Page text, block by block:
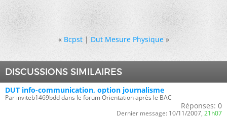
« Bcpst|Dut Mesure Physique »
DISCUSSIONS SIMILAIRES
DUT info-communication, option journalisme
Par inviteb1469bdd dans le forum Orientation après le BAC
Réponses: 0
Dernier message: 10/11/2007, 21h07